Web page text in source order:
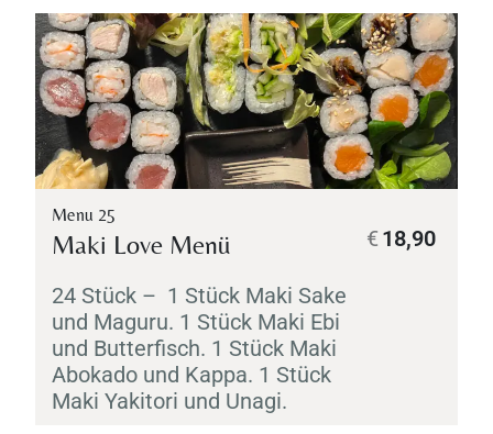
Menu 25
Maki Love Menü
24 Stück – 1 Stück Maki Sake
und Maguru. 1 Stück Maki Ebi
und Butterfisch. 1 Stück Maki
Abokado und Kappa. 1 Stück
Maki Yakitori und Unagi.
18,90
€